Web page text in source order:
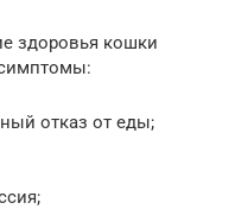
здоровья кошки
отказ от еды;